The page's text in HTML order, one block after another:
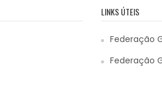
LINKS ÚTEIS
Federação
Federação